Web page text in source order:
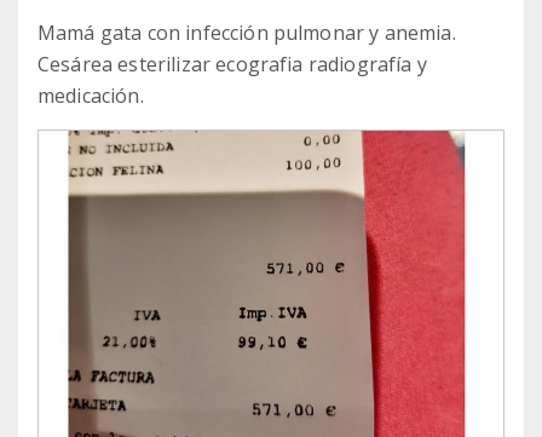
Mamá gata con infección pulmonar y anemia.
Cesárea esterilizar ecografia radiografía y
medicación.